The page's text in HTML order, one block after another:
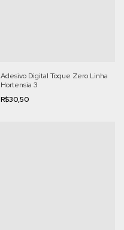
Adesivo Digital Toque Zero Linha
Hortensia 3
R$30,50